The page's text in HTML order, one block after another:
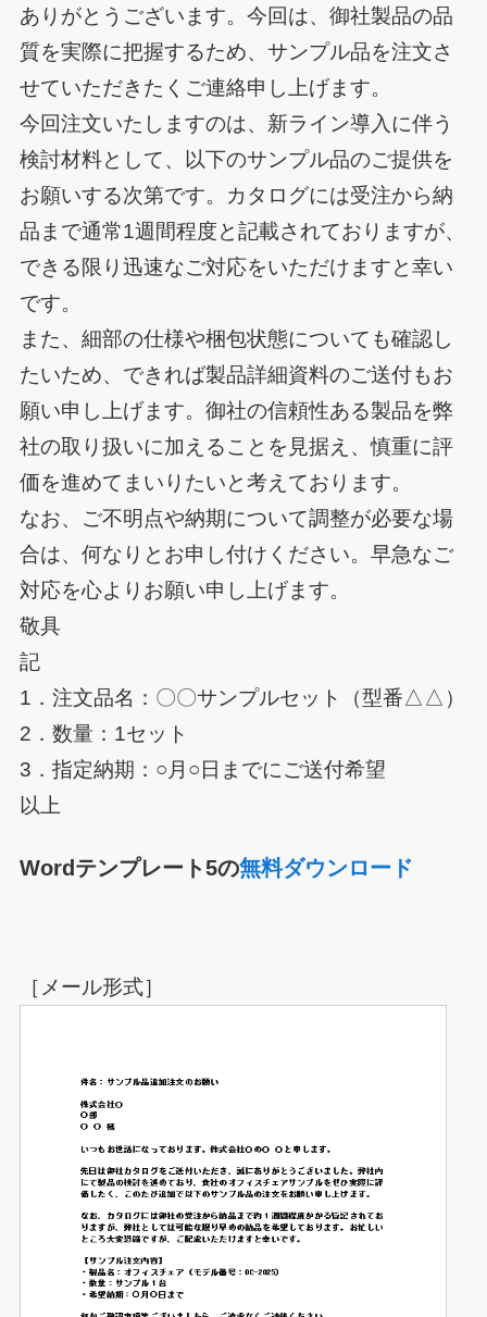
ありがとうございます。今回は、御社製品の品
質を実際に把握するため、サンプル品を注文さ
せていただきたくご連絡申し上げます。
今回注文いたしますのは、新ライン導入に伴う
検討材料として、以下のサンプル品のご提供を
お願いする次第です。カタログには受注から納
品まで通常1週間程度と記載されておりますが、
できる限り迅速なご対応をいただけますと幸い
です。
また、細部の仕様や梱包状態についても確認し
たいため、できれば製品詳細資料のご送付もお
願い申し上げます。御社の信頼性ある製品を弊
社の取り扱いに加えることを見据え、慎重に評
価を進めてまいりたいと考えております。
なお、ご不明点や納期について調整が必要な場
合は、何なりとお申し付けください。早急なご
対応を心よりお願い申し上げます。
敬具
記
1．注文品名：〇〇サンプルセット（型番△△）
2．数量：1セット
3．指定納期：○月○日までにご送付希望
以上
Wordテンプレート5の無料ダウンロード
［メール形式］